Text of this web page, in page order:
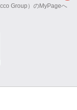
Group）のMyPageへ